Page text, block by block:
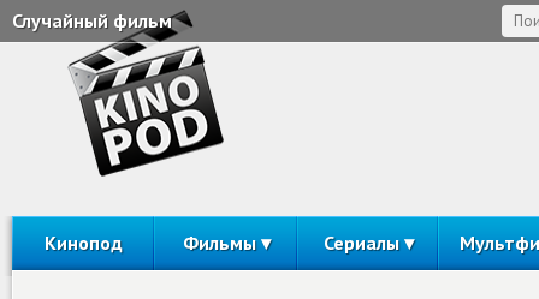
Случайный фильм
Кинопод Фильмы Сериалы